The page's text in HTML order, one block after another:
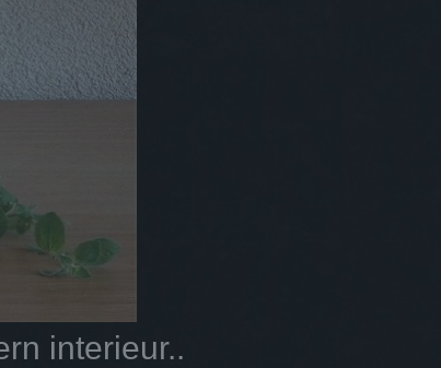
interieur..